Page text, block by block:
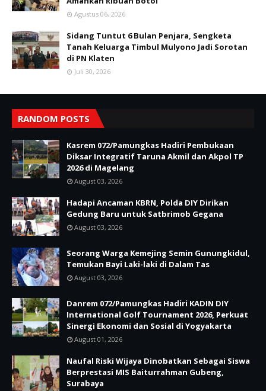
Agustus 06, 2026
Sidang Tuntut 6 Bulan Penjara, Sengketa
Tanah Keluarga Timbul Mulyono Jadi Sorotan
di PN Klaten
Juli 30, 2026
RANDOM POSTS
Kasrem 072/Pamungkas Hadiri Pembukaan
Diksar Integratif Taruna Akmil dan Akpol TP
2026 di Magelang
August 03, 2026
Hadapi Ancaman KBRN, Polda DIY Dirikan
Gedung Baru untuk Satbrimob Gegana
August 03, 2026
Seorang Warga Kemejing Semin Gunungkidul,
Temukan Bayi Laki-laki di Dalam Tas
August 03, 2026
Danrem 072/Pamungkas Hadiri KADIN DIY
International Golf Tournament 2026, Perkuat
Sinergi Ekonomi dan Sosial di Yogyakarta
August 01, 2026
Naufal Riski Wijaya Dinobatkan Sebagai Siswa
Berprestasi MIS Baiturrahman Gubeng,
Surabaya